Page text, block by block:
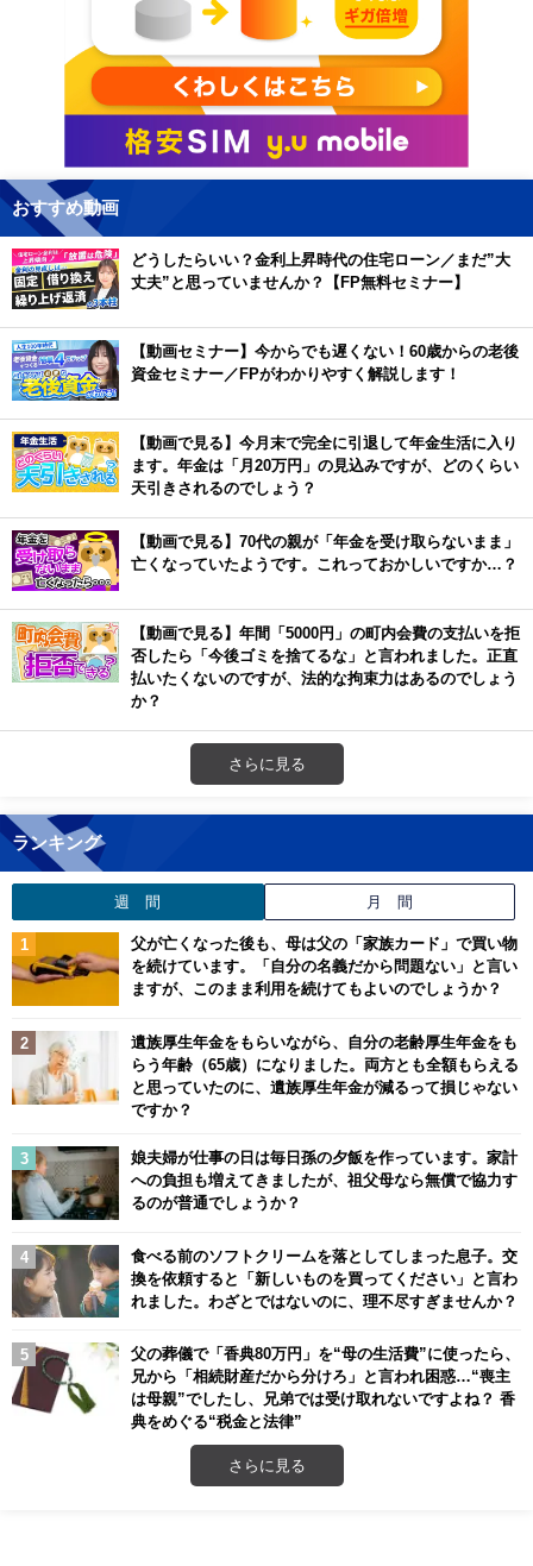
おすすめ動画
どうしたらいい？金利上昇時代の住宅ローン／まだ”大
丈夫”と思っていませんか？【FP無料セミナー】
【動画セミナー】今からでも遅くない！60歳からの老後
資金セミナー／FPがわかりやすく解説します！
【動画で見る】今月末で完全に引退して年金生活に入り
ます。年金は「月20万円」の見込みですが、どのくらい
天引きされるのでしょう？
【動画で見る】70代の親が「年金を受け取らないまま」
亡くなっていたようです。これっておかしいですか…？
【動画で見る】年間「5000円」の町内会費の支払いを拒
否したら「今後ゴミを捨てるな」と言われました。正直
払いたくないのですが、法的な拘束力はあるのでしょう
か？
さらに見る
ランキング
週 間 月 間
父が亡くなった後も、母は父の「家族カード」で買い物
を続けています。「自分の名義だから問題ない」と言い
ますが、このまま利用を続けてもよいのでしょうか？
遺族厚生年金をもらいながら、自分の老齢厚生年金をも
らう年齢（65歳）になりました。両方とも全額もらえる
と思っていたのに、遺族厚生年金が減るって損じゃない
ですか？
娘夫婦が仕事の日は毎日孫の夕飯を作っています。家計
への負担も増えてきましたが、祖父母なら無償で協力す
るのが普通でしょうか？
食べる前のソフトクリームを落としてしまった息子。交
換を依頼すると「新しいものを買ってください」と言わ
れました。わざとではないのに、理不尽すぎませんか？
父の葬儀で「香典80万円」を“母の生活費”に使ったら、
兄から「相続財産だから分けろ」と言われ困惑…“喪主
は母親”でしたし、兄弟では受け取れないですよね？ 香
典をめぐる“税金と法律”
さらに見る